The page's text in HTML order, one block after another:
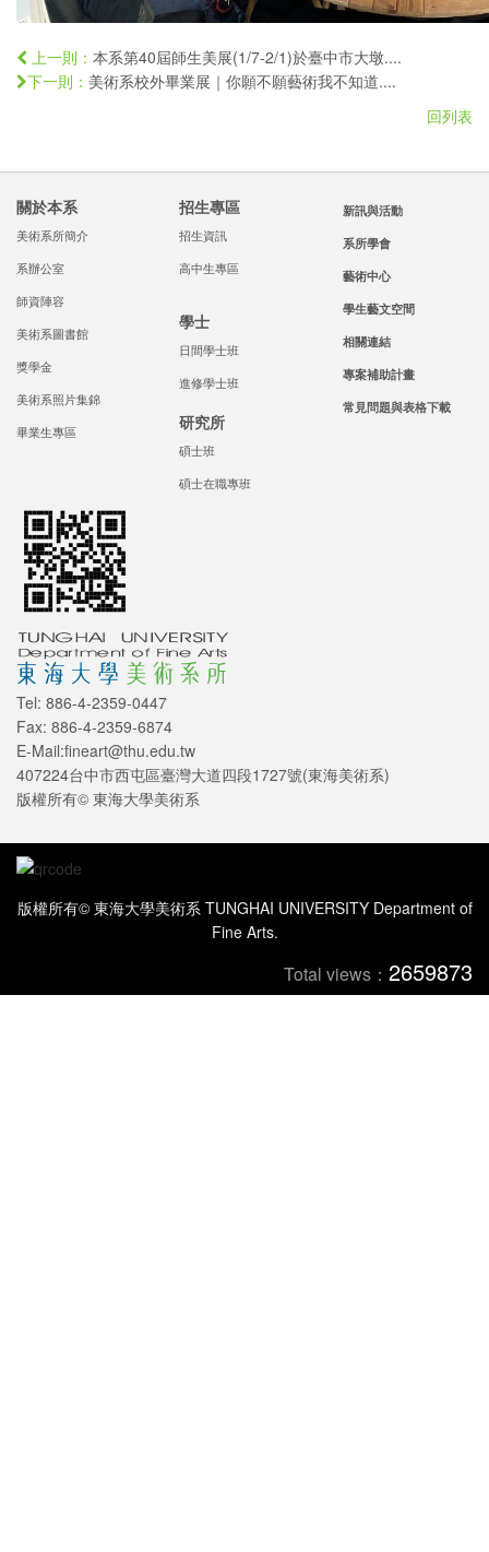
上一則： 本系第40屆師生美展(1/7-2/1)於臺中市大墩....
下一則： 美術系校外畢業展｜你願不願藝術我不知道....
回列表
關於本系
美術系所簡介
系辦公室
師資陣容
美術系圖書館
獎學金
美術系照片集錦
畢業生專區
招生專區
招生資訊
高中生專區
學士
日間學士班
進修學士班
研究所
碩士班
碩士在職專班
新訊與活動
系所學會
藝術中心
學生藝文空間
相關連結
專案補助計畫
常見問題與表格下載
Tel: 886-4-2359-0447
Fax: 886-4-2359-6874
E-Mail:fineart@thu.edu.tw
407224台中市西屯區臺灣大道四段1727號(東海美術系)
版權所有© 東海大學美術系
版權所有© 東海大學美術系 TUNGHAI UNIVERSITY Department of
Fine Arts.
Total views： 2659873